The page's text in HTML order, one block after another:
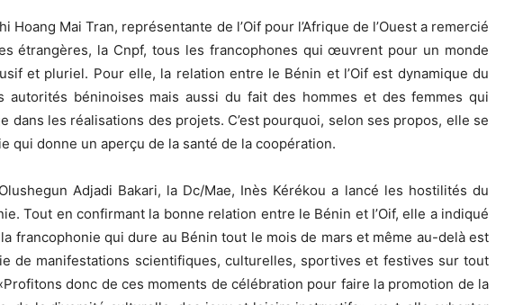
Hoang Mai Tran, représentante de l’Oif pour l’Afrique de l’Ouest a remercié
étrangères, la Cnpf, tous les francophones qui œuvrent pour un monde
et pluriel. Pour elle, la relation entre le Bénin et l’Oif est dynamique du
autorités béninoises mais aussi du fait des hommes et des femmes qui
dans les réalisations des projets. C’est pourquoi, selon ses propos, elle se
qui donne un aperçu de la santé de la coopération.
Adjadi Bakari, la Dc/Mae, Inès Kérékou a lancé les hostilités du
Tout en confirmant la bonne relation entre le Bénin et l’Oif, elle a indiqué
francophonie qui dure au Bénin tout le mois de mars et même au-delà est
de manifestations scientifiques, culturelles, sportives et festives sur tout
donc de ces moments de célébration pour faire la promotion de la